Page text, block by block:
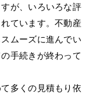
が、いろいろな評
ています。不動産
ムーズに進んでい
手続きが終わって
多くの見積もり依